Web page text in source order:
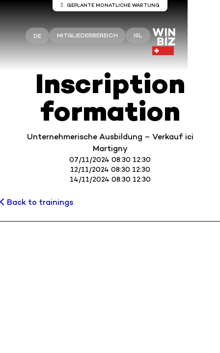
DE MITGLIEDERBEREICH ISL
Inscription
formation
Unternehmerische Ausbildung – Verkauf ici
Martigny
07/11/2024 08:30 12:30
12/11/2024 08:30 12:30
14/11/2024 08:30 12:30
Back to trainings
Wartung auf den Servern Winbiz
Cloud
An den Winbiz Cloud-Servern sind
Diese Wartungsarbeiten finden am Sonntag, 9.
August, von 08.00 bis 13.30 Uhr statt.
Ihr Zugang kann während dieses Zeitraums
vorübergehend unterbrochen sein.
Wir empfehlen Ihnen, Winbiz Cloud außerhalb
dieses Zeitfensters zu nutzen.
Vielen Dank für Ihr Verständnis.
GEPLANTE MONATLICHE WARTUNG